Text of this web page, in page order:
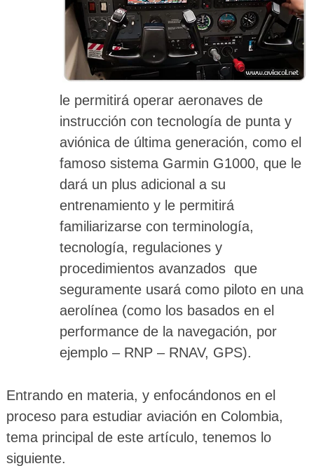
le permitirá operar aeronaves de
instrucción con tecnología de punta y
aviónica de última generación, como el
famoso sistema Garmin G1000, que le
dará un plus adicional a su
entrenamiento y le permitirá
familiarizarse con terminología,
tecnología, regulaciones y
procedimientos avanzados que
seguramente usará como piloto en una
aerolínea (como los basados en el
performance de la navegación, por
ejemplo – RNP – RNAV, GPS).
Entrando en materia, y enfocándonos en el
proceso para estudiar aviación en Colombia,
tema principal de este artículo, tenemos lo
siguiente.